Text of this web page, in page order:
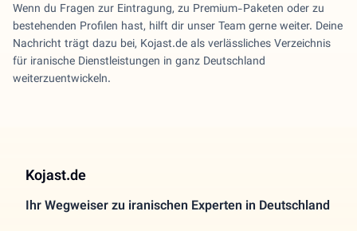
Wenn du Fragen zur Eintragung, zu Premium-Paketen oder zu
bestehenden Profilen hast, hilft dir unser Team gerne weiter. Deine
Nachricht trägt dazu bei, Kojast.de als verlässliches Verzeichnis
für iranische Dienstleistungen in ganz Deutschland
weiterzuentwickeln.
Kojast.de
Ihr Wegweiser zu iranischen Experten in Deutschland